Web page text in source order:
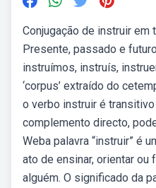
Conjugação de instruir
Presente, passado e
instruímos, instruís,
‘corpus’ extraído do
o verbo instruir é
complemento directo,
Weba palavra “instruir” é
ato de ensinar, orientar
alguém. O significado da